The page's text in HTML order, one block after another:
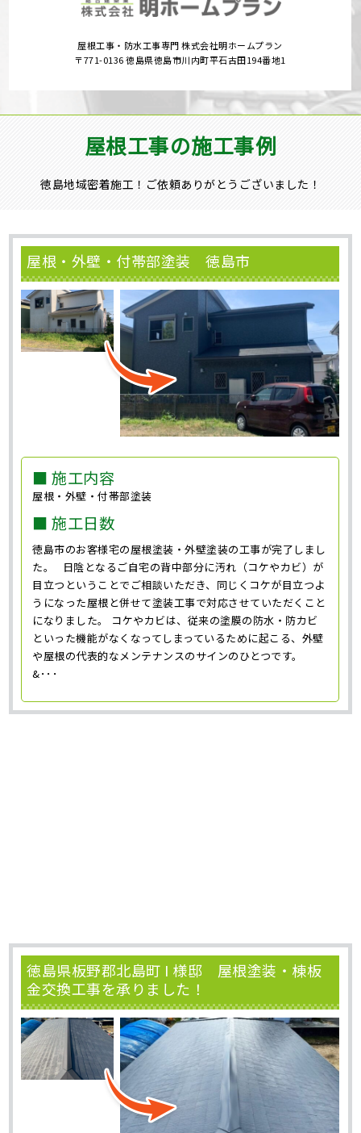
屋根工事・防水工事専門 株式会社明ホームプラン
〒771-0136 徳島県徳島市川内町平石古田194番地1
屋根工事の施工事例
徳島地域密着施工！ご依頼ありがとうございました！
屋根・外壁・付帯部塗装 徳島市
■ 施工内容
屋根・外壁・付帯部塗装
■ 施工日数
徳島市のお客様宅の屋根塗装・外壁塗装の工事が完了しまし
た。 日陰となるご自宅の背中部分に汚れ（コケやカビ）が
目立つということでご相談いただき、同じくコケが目立つよ
うになった屋根と併せて塗装工事で対応させていただくこと
になりました。 コケやカビは、従来の塗膜の防水・防カビ
といった機能がなくなってしまっているために起こる、外壁
や屋根の代表的なメンテナンスのサインのひとつです。
&･･･
徳島県板野郡北島町 I 様邸 屋根塗装・棟板
金交換工事を承りました！